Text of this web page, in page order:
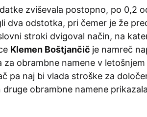
zviševala postopno, po 0,2
dva odstotka, pri čemer je že
stroki dvigoval način, na
Klemen Boštjančič je namreč
za obrambne namene v letošnjem
pa naj bi vlada stroške za
obrambne namene